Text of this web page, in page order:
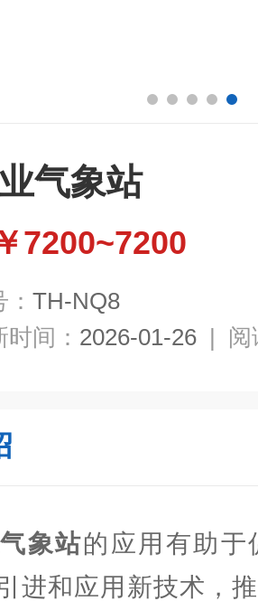
气象站
7200~7200
TH-NQ8
时间： 2026-01-26 | 阅
象站的应用有助于
进和应用新技术，